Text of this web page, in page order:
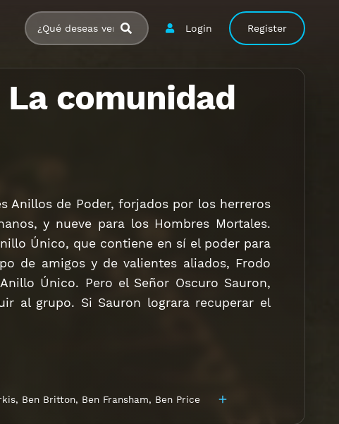
Login Register
comunidad
Anillos de Poder, forjados por los herreros
y nueve para los Hombres Mortales.
Único, que contiene en sí el poder para
de amigos y de valientes aliados, Frodo
Único. Pero el Señor Oscuro Sauron,
al grupo. Si Sauron lograra recuperar el
, Ben Britton, Ben Fransham, Ben Price